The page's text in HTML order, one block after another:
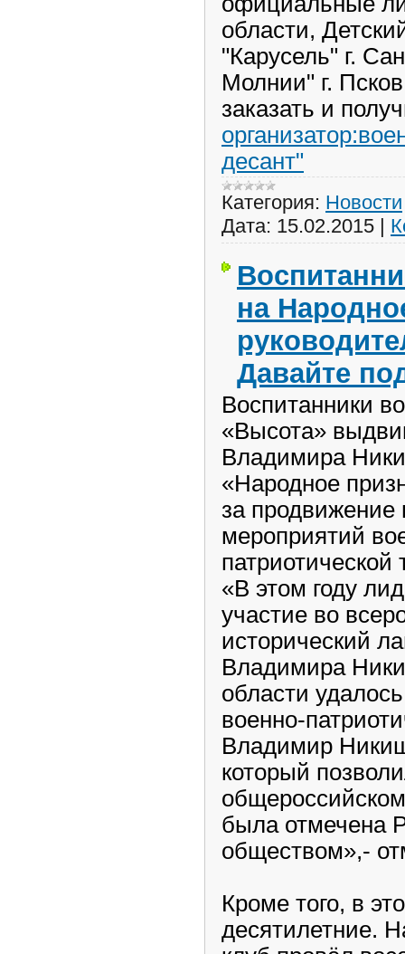
области,
"Карусель" г.
Молнии" г.
заказать и
десант"
Категория: Новости
Дата: 15.02.2015 |
на
Давайте
Воспитанники
«Высота»
Владимира
«Народное
за продвижение
мероприятий
патриотической
«В этом году
участие во
исторический
Владимира
области
военно-
Владимир
который
была отмечена
обществом»,-
Кроме того, в
десятилетние.